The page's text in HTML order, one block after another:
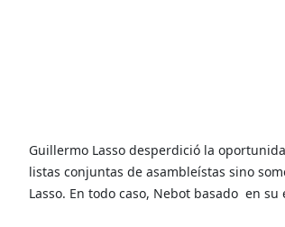
Guillermo Lasso desperdició la
listas conjuntas de asambleístas sino
Lasso. En todo caso, Nebot basado en su